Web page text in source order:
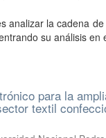
analizar la cadena
su análisis
para la
textil